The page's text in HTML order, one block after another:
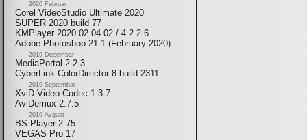
2020 Februar
Corel VideoStudio Ultimate 2020
SUPER 2020 build 77
KMPlayer 2020.02.04.02 / 4.2.2.6
Adobe Photoshop 21.1 (February 2020)
2019 Decembar
MediaPortal 2.2.3
CyberLink ColorDirector 8 build 2311
2019 Septembar
XviD Video Codec 1.3.7
AviDemux 2.7.5
2019 Avgust
BS.Player 2.75
VEGAS Pro 17